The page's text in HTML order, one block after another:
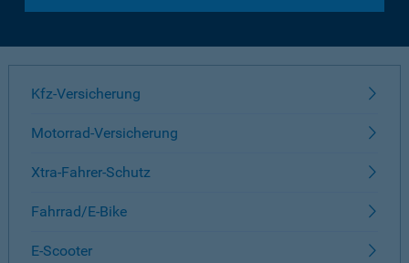
Kfz-Versicherung
Motorrad-Versicherung
Xtra-Fahrer-Schutz
Fahrrad/E-Bike
E-Scooter